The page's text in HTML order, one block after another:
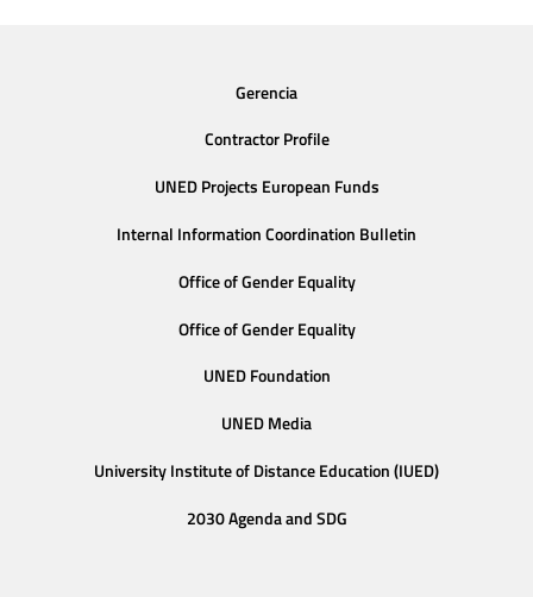
Gerencia
Contractor Profile
UNED Projects European Funds
Internal Information Coordination Bulletin
Office of Gender Equality
Office of Gender Equality
UNED Foundation
UNED Media
University Institute of Distance Education (IUED)
2030 Agenda and SDG